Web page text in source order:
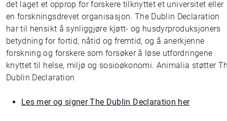
det laget et opprop for forskere tilknyttet et universitet eller
en forskningsdrevet organisasjon. The Dublin Declaration
har til hensikt å synliggjøre kjøtt- og husdyrproduksjoners
betydning for fortid, nåtid og fremtid, og å anerkjenne
forskning og forskere som forsøker å løse utfordringene
knyttet til helse, miljø og sosioøkonomi. Animalia støtter
Dublin Declaration
Les mer og signer The Dublin Declaration her